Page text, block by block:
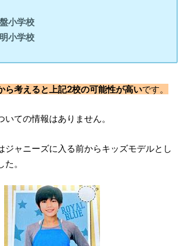
小学校
小学校
ら考えると上記2校の可能性が高いです。
ての情報はありません。
ジャニーズに入る前からキッズモデルとし
た。